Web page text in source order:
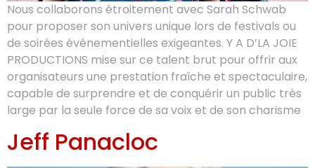
Nous collaborons étroitement avec Sarah Schwab
pour proposer son univers unique lors de festivals ou
de soirées événementielles exigeantes. Y A D’LA JOIE
PRODUCTIONS mise sur ce talent brut pour offrir aux
organisateurs une prestation fraîche et spectaculaire,
capable de surprendre et de conquérir un public très
large par la seule force de sa voix et de son charisme
Jeff Panacloc